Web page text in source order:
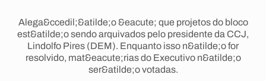
Alega&ccedil;&atilde;o &eacute; que projetos do bloco
est&atilde;o sendo arquivados pelo presidente da CCJ,
Lindolfo Pires (DEM). Enquanto isso n&atilde;o for
resolvido, mat&eacute;rias do Executivo n&atilde;o
ser&atilde;o votadas.